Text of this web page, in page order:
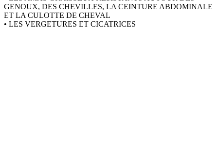
GENOUX, DES CHEVILLES, LA CEINTURE ABDOMINALE
ET LA CULOTTE DE CHEVAL
• LES VERGETURES ET CICATRICES